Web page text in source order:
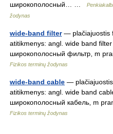
широкополосный… …
žodynas
wide-band filter— plačiajuostis
atitikmenys: angl. wide band
широкополосный фильтр, m
Fizikos terminų žodynas
wide-band cable —
atitikmenys: angl. wide band
широкополосный кабель, m
Fizikos terminų žodynas